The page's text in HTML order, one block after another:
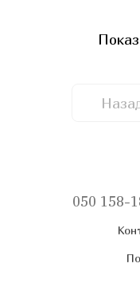
050 158-